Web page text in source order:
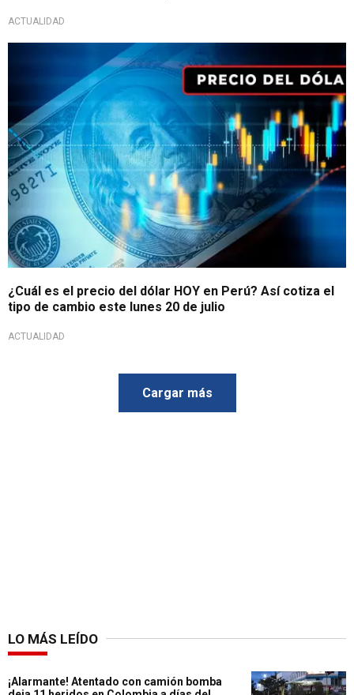
ACTUALIDAD
Cotización de apertura
¿Cuál es el precio del dólar HOY en Perú? Así cotiza el
tipo de cambio este lunes 20 de julio
ACTUALIDAD
Cargar más
LO MÁS LEÍDO
¡Alarmante! Atentado con camión bomba